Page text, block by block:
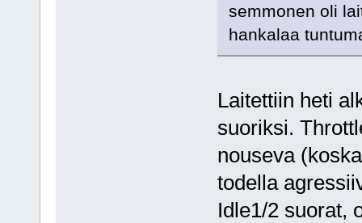
semmonen oli
hankalaa
Laitettiin heti
suoriksi.
nouseva
todella
Idle1/2 suorat,